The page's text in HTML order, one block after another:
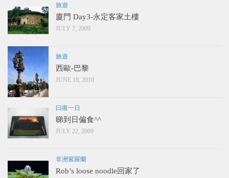
旅遊
廈門 Day3-永定客家土樓
JULY 7, 2009
旅遊
西歐-巴黎
JUNE 18, 2010
曰復一日
睇到日偏食^^
JULY 22, 2009
非洲紫羅蘭
Rob’s loose noodle回家了